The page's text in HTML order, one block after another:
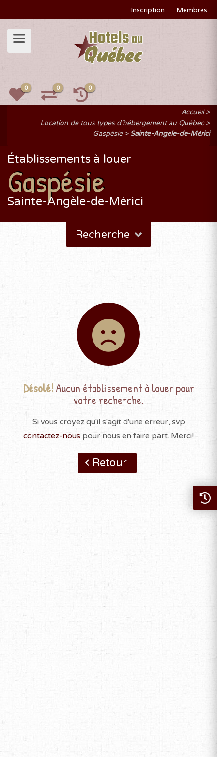
Inscription Membres
0 0 0
Accueil
Location de tous types d'hébergement au Québec
Gaspésie
Sainte-Angèle-de-Mérici
Établissements à louer
Gaspésie
Sainte-Angèle-de-Mérici
Recherche
Désolé!Aucun établissement à louer pour
votre recherche.
Si vous croyez qu'il s'agit d'une erreur, svp
contactez-nous pour nous en faire part. Merci!
Retour